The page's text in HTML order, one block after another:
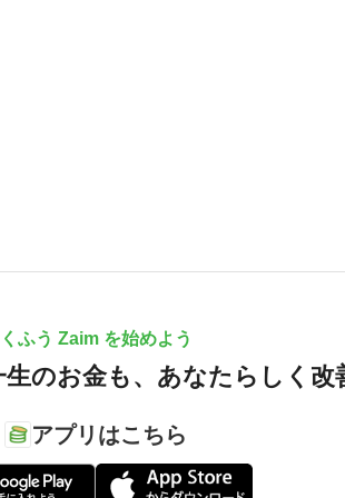
くふう Zaim を始めよう
生のお金も、 あなたらしく改
アプリはこちら